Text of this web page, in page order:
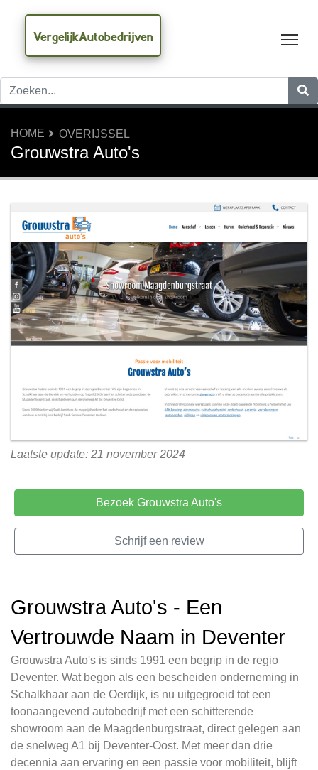
VergelijkAutobedrijven
HOME OVERIJSSEL
Grouwstra Auto's
Laatste update: 21 november 2024
Bezoek Grouwstra Auto's
Schrijf een review
Grouwstra Auto's - Een
Vertrouwde Naam in Deventer
Grouwstra Auto's is sinds 1991 een begrip in de regio
Deventer. Wat begon als een bescheiden onderneming in
Schalkhaar aan de Oerdijk, is nu uitgegroeid tot een
toonaangevend autobedrijf met een schitterende
showroom aan de Maagdenburgstraat, direct gelegen aan
de snelweg A1 bij Deventer-Oost. Met meer dan drie
decennia aan ervaring en een passie voor mobiliteit, blijft